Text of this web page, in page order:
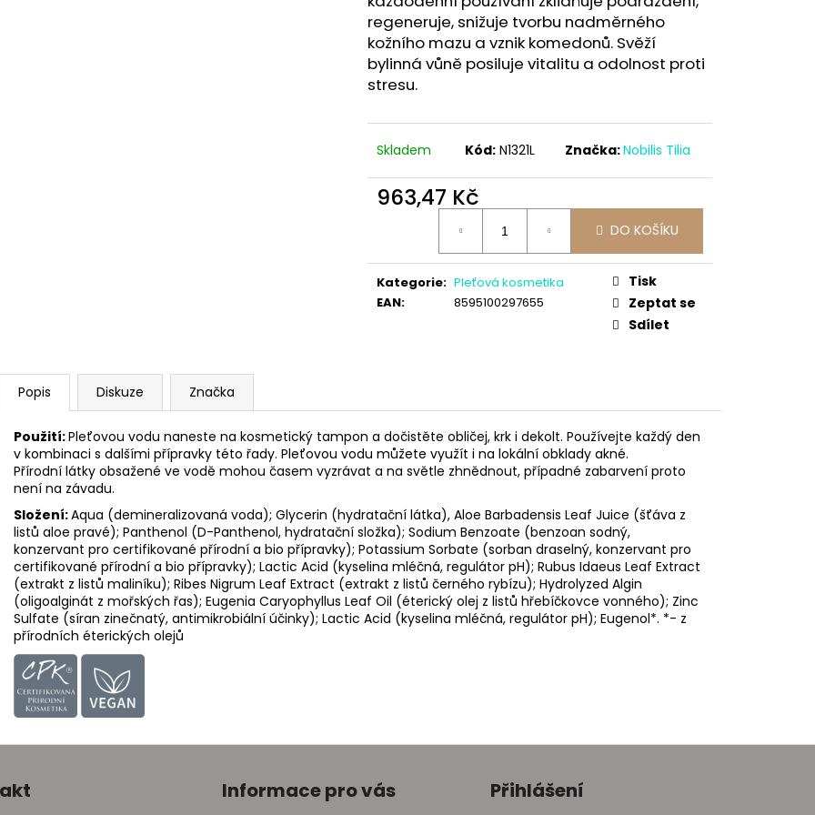
regeneruje, snižuje tvorbu nadměrného
kožního mazu a vznik komedonů. Svěží
bylinná vůně posiluje vitalitu a odolnost proti
stresu.
Skladem Kód: N1321L Značka:Nobilis Tilia
963,47 Kč
DO KOŠÍKU
Kategorie: Pleťová kosmetika
EAN: 8595100297655
Tisk
Zeptat se
Sdílet
Popis Diskuze Značka
Použití:Pleťovou vodu naneste na kosmetický tampon a dočistěte obličej, krk i dekolt. Používejte každý den
v kombinaci s dalšími přípravky této řady. Pleťovou vodu můžete využít i na lokální obklady akné.
Přírodní látky obsažené ve vodě mohou časem vyzrávat a na světle zhnědnout, případné zabarvení proto
není na závadu.
Složení:Aqua (demineralizovaná voda); Glycerin (hydratační látka), Aloe Barbadensis Leaf Juice (šťáva z
listů aloe pravé); Panthenol (D-Panthenol, hydratační složka); Sodium Benzoate (benzoan sodný,
konzervant pro certifikované přírodní a bio přípravky); Potassium Sorbate (sorban draselný, konzervant pro
certifikované přírodní a bio přípravky); Lactic Acid (kyselina mléčná, regulátor pH); Rubus Idaeus Leaf Extract
(extrakt z listů maliníku); Ribes Nigrum Leaf Extract (extrakt z listů černého rybízu); Hydrolyzed Algin
(oligoalginát z mořských řas); Eugenia Caryophyllus Leaf Oil (éterický olej z listů hřebíčkovce vonného); Zinc
Sulfate (síran zinečnatý, antimikrobiální účinky); Lactic Acid (kyselina mléčná, regulátor pH); Eugenol*. *- z
přírodních éterických olejů
Informace pro vás Přihlášení